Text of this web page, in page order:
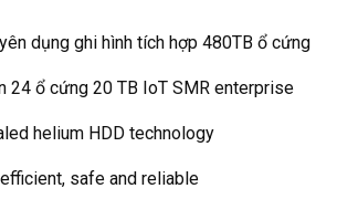
dụng ghi hình tích hợp 480TB ổ cứng
24 ổ cứng 20 TB IoT SMR enterprise
helium HDD technology
safe and reliable